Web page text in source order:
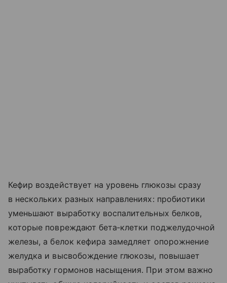
Кефир воздействует на уровень глюкозы сразу
в нескольких разных направлениях: пробиотики
уменьшают выработку воспалительных белков,
которые повреждают бета‑клетки поджелудочной
железы, а белок кефира замедляет опорожнение
желудка и высвобождение глюкозы, повышает
выработку гормонов насыщения. При этом важно